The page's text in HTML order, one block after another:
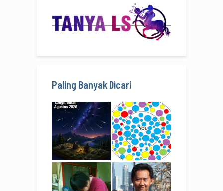
Paling Banyak Dicari